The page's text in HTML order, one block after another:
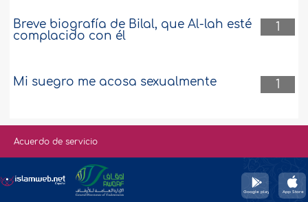
1
Breve biografía de Bilal, que Al-lah esté
complacido con él
1
Mi suegro me acosa sexualmente
Acuerdo de servicio